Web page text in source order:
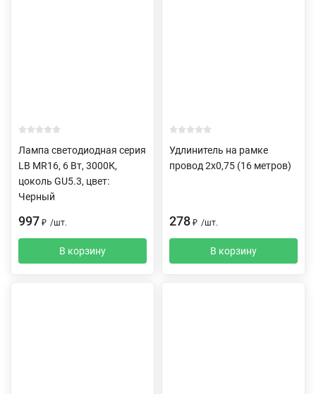
Лампа светодиодная серия
LB MR16, 6 Вт, 3000К,
цоколь GU5.3, цвет:
Черный
997 ₽ /шт.
В корзину
Удлинитель на рамке
провод 2х0,75 (16 метров)
278 ₽ /шт.
В корзину